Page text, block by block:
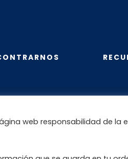
web responsabilidad de la